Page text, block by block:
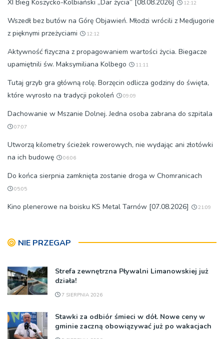
XI Bieg Koszycko-Kolbiański „Dar życia” [08.08.2026] 12:12
Wszedł bez butów na Górę Objawień. Młodzi wrócili z Medjugorie
z pięknymi przeżyciami
12:12
Aktywność fizyczna z propagowaniem wartości życia. Biegacze
upamiętnili św. Maksymiliana Kolbego
11:11
Tutaj grzyb gra główną rolę. Borzęcin odlicza godziny do święta,
które wyrosło na tradycji pokoleń
09:09
Dachowanie w Mszanie Dolnej. Jedna osoba zabrana do szpitala
07:07
Utworzą kilometry ścieżek rowerowych, nie wydając ani złotówki
na ich budowę
06:06
Do końca sierpnia zamknięta zostanie droga w Chomranicach
05:05
Kino plenerowe na boisku KS Metal Tarnów [07.08.2026] 21:09
NIE PRZEGAP
Strefa zewnętrzna Pływalni Limanowskiej już
działa!
7 SIERPNIA 2026
Stawki za odbiór śmieci w dół. Nowe ceny w
gminie zaczną obowiązywać już po wakacjach